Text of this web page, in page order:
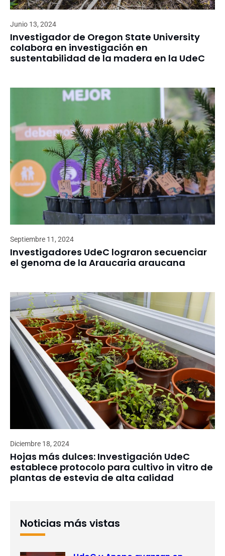
Junio 13, 2024
Investigador de Oregon State University
colabora en investigación en
sustentabilidad de la madera en la UdeC
Septiembre 11, 2024
Investigadores UdeC lograron secuenciar
el genoma de la Araucaria araucana
Diciembre 18, 2024
Hojas más dulces: Investigación UdeC
establece protocolo para cultivo in vitro de
plantas de estevia de alta calidad
Noticias más vistas